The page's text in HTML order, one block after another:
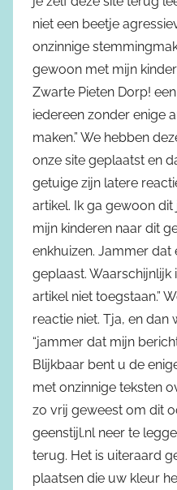
niet een beetje
onzinnige
gewoon met mijn
Zwarte Pieten Dorp!
iedereen zonder enige
maken.” We hebben
onze site geplaatst en
getuige zijn latere
artikel. Ik ga gewoon
mijn kinderen naar dit
enkhuizen. Jammer
geplaast.
artikel niet toegstaan.”
reactie niet. Tja, en dan
“jammer dat mijn
Blijkbaar bent u de
met onzinnige teksten
zo vrij geweest om dit
geenstijl.nl neer te
terug. Het is uiteraard
plaatsen die uw kleur